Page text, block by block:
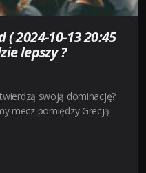
( 2024-10-13 20:45
lepszy ?
swoją dominację?
mecz pomiędzy Grecją